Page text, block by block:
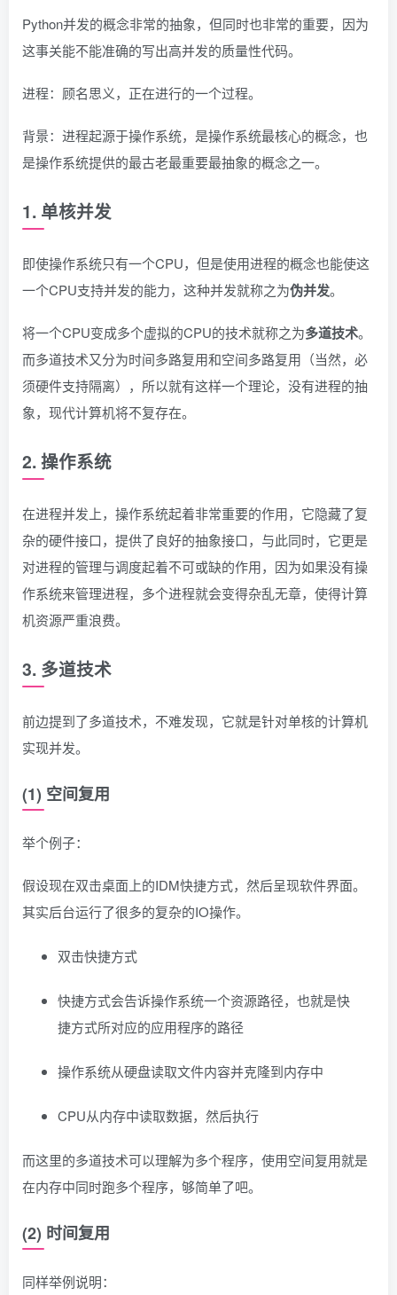
Python并发的概念非常的抽象，但同时也非常的重要，因为
这事关能不能准确的写出高并发的质量性代码。
进程：顾名思义，正在进行的一个过程。
背景：进程起源于操作系统，是操作系统最核心的概念，也
是操作系统提供的最古老最重要最抽象的概念之一。
1. 单核并发
即使操作系统只有一个CPU，但是使用进程的概念也能使这
一个CPU支持并发的能力，这种并发就称之为伪并发。
将一个CPU变成多个虚拟的CPU的技术就称之为多道技术。
而多道技术又分为时间多路复用和空间多路复用（当然，必
须硬件支持隔离），所以就有这样一个理论，没有进程的抽
象，现代计算机将不复存在。
2. 操作系统
在进程并发上，操作系统起着非常重要的作用，它隐藏了复
杂的硬件接口，提供了良好的抽象接口，与此同时，它更是
对进程的管理与调度起着不可或缺的作用，因为如果没有操
作系统来管理进程，多个进程就会变得杂乱无章，使得计算
机资源严重浪费。
3. 多道技术
前边提到了多道技术，不难发现，它就是针对单核的计算机
实现并发。
(1) 空间复用
举个例子：
假设现在双击桌面上的IDM快捷方式，然后呈现软件界面。
其实后台运行了很多的复杂的IO操作。
双击快捷方式
快捷方式会告诉操作系统一个资源路径，也就是快
捷方式所对应的应用程序的路径
操作系统从硬盘读取文件内容并克隆到内存中
CPU从内存中读取数据，然后执行
而这里的多道技术可以理解为多个程序，使用空间复用就是
在内存中同时跑多个程序，够简单了吧。
(2) 时间复用
同样举例说明：